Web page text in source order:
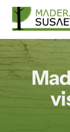
Saltar
contenido
Inicio
Empresa